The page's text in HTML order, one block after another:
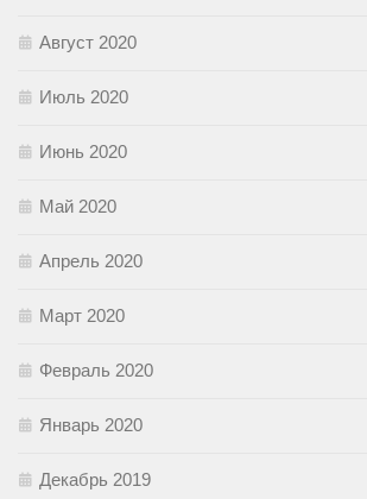
Август 2020
Июль 2020
Июнь 2020
Май 2020
Апрель 2020
Март 2020
Февраль 2020
Январь 2020
Декабрь 2019